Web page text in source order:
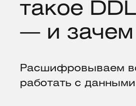
такое
— и
Расшифровываем
работать с данными